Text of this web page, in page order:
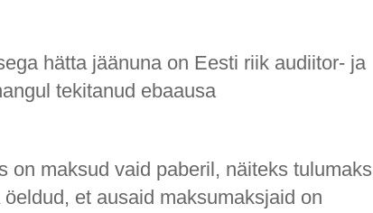
hätta jäänuna on Eesti riik audiitor- ja
tekitanud ebaausa
on maksud vaid paberil, näiteks tulumaks
et ausaid maksumaksjaid on